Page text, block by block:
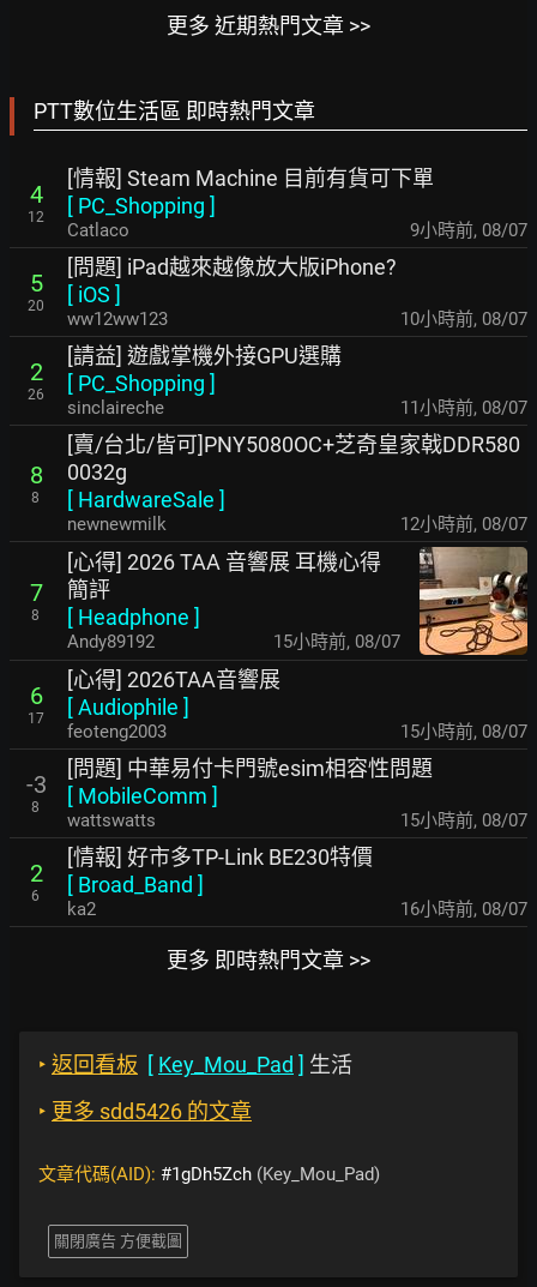
更多 近期熱門文章 >>
PTT數位生活區 即時熱門文章
4
12
[情報] Steam Machine 目前有貨可下單
[ PC_Shopping ]
Catlaco 9小時前, 08/07
5
20
[問題] iPad越來越像放大版iPhone?
[ iOS ]
ww12ww123 10小時前, 08/07
2
26
[請益] 遊戲掌機外接GPU選購
[ PC_Shopping ]
sinclaireche 11小時前, 08/07
8
8
[賣/台北/皆可]PNY5080OC+芝奇皇家戟DDR580
0032g
[ HardwareSale ]
newnewmilk 12小時前, 08/07
7
8
[心得] 2026 TAA 音響展 耳機心得
簡評
[ Headphone ]
Andy89192 15小時前, 08/07
6
17
[心得] 2026TAA音響展
[Audiophile ]
feoteng2003 15小時前, 08/07
-3
8
[問題] 中華易付卡門號esim相容性問題
[ MobileComm ]
wattswatts 15小時前, 08/07
2
6
[情報] 好市多TP-Link BE230特價
[ Broad_Band ]
ka2 16小時前, 08/07
更多 即時熱門文章 >>
‣ 返回看板 [ Key_Mou_Pad ] 生活
‣ 更多 sdd5426 的文章
文章代碼(AID): #1gDh5Zch (Key_Mou_Pad)
關閉廣告 方便截圖